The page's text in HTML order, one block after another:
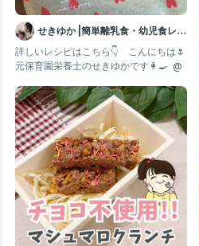
せきゆか |簡単離乳食・幼児食レシ
ピ
詳しいレシピはこちら👇 ⁡ ⁡ ⁡ こんにちは🌷
元保育園栄養士のせきゆかです👩‍🍳 ⁡ @